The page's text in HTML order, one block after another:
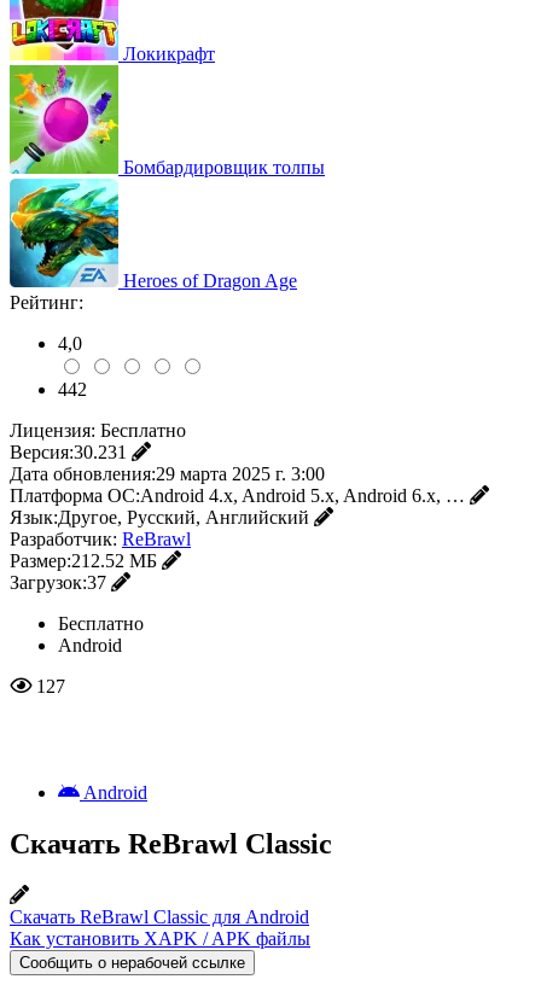
Локикрафт
Бомбардировщик толпы
Heroes of Dragon Age
Рейтинг:
4,0
442
Лицензия: Бесплатно
Версия:30.231
Дата обновления:29 марта 2025 г. 3:00
Платформа ОС:Android 4.x, Android 5.x, Android 6.x, …
Язык:Другое, Русский, Английский
Разработчик: ReBrawl
Размер:212.52 МБ
Загрузок:37
Бесплатно
Android
127
Android
Скачать ReBrawl Classic
Скачать ReBrawl Classic для Android
Как установить XAPK / APK файлы
Сообщить о нерабочей ссылке